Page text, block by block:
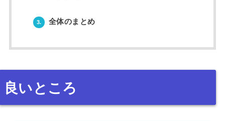
3. 全体のまとめ
良いところ